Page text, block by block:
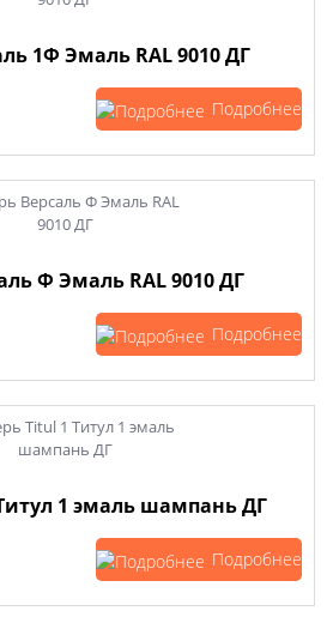
1Ф Эмаль RAL 9010 ДГ
Подробнее
Ф Эмаль RAL 9010 ДГ
Подробнее
1 эмаль шампань ДГ
Подробнее